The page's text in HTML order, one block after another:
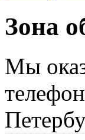
Зона
Мы